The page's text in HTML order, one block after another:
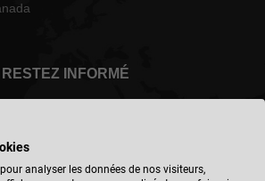
RESTEZ INFORMÉ
Canada - français
analyser les données de nos visiteurs,